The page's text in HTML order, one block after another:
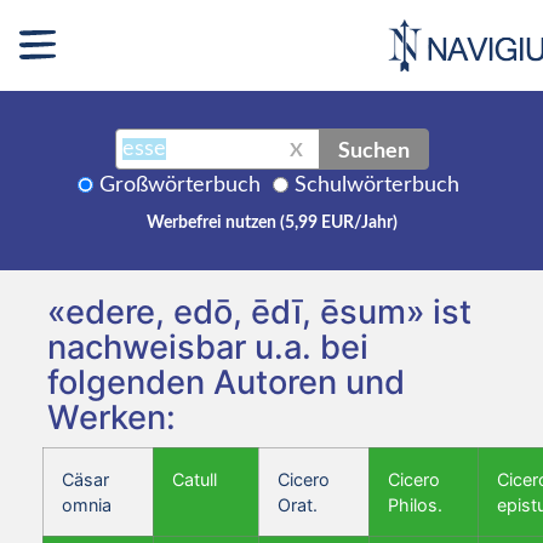
X Suchen
Großwörterbuch Schulwörterbuch
Werbefrei nutzen (5,99 EUR/Jahr)
«edere, edō, ēdī, ēsum» ist
nachweisbar u.a. bei
folgenden Autoren und
Werken:
Cäsar
omnia
Catull
Cicero
Orat.
Cicero
Philos.